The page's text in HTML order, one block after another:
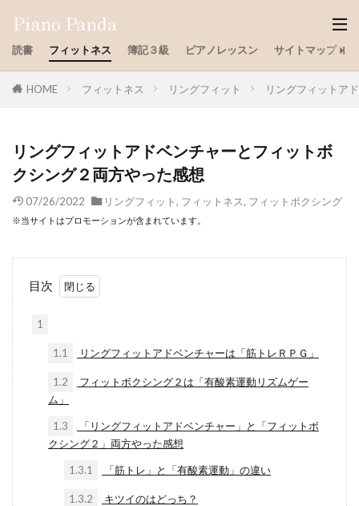
読書 フィットネス 簿記３級 ピアノレッスン サイトマップ
HOME フィットネス リングフィット リングフィットア
リングフィットアドベンチャーとフィットボ
クシング２両方やった感想
07/26/2022 リングフィット, フィットネス, フィットボクシング
※当サイトはプロモーションが含まれています。
目次
1
1.1 リングフィットアドベンチャーは「筋トレＲＰＧ」
1.2
フィットボクシング２は「有酸素運動リズムゲー
ム」
1.3
「リングフィットアドベンチャー」と「フィットボ
クシング２」両方やった感想
1.3.1 「筋トレ」と「有酸素運動」の違い
1.3.2 キツイのはどっち？